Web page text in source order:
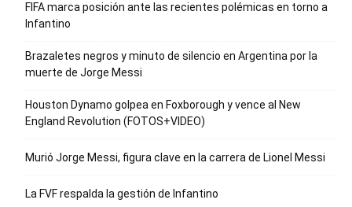
FIFA marca posición ante las recientes polémicas en torno a
Infantino
Brazaletes negros y minuto de silencio en Argentina por la
muerte de Jorge Messi
Houston Dynamo golpea en Foxborough y vence al New
England Revolution (FOTOS+VIDEO)
Murió Jorge Messi, figura clave en la carrera de Lionel Messi
La FVF respalda la gestión de Infantino